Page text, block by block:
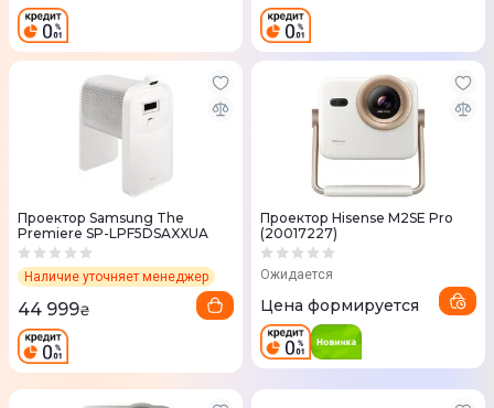
Проектор Samsung The
Premiere SP-LPF5DSAXXUA
Наличие уточняет менеджер
44 999₴
Проектор Hisense M2SE Pro
(20017227)
Ожидается
Цена формируется